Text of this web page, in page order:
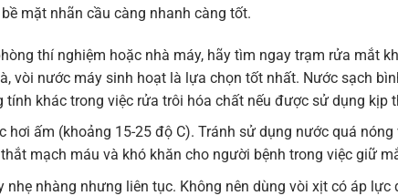
mặt nhãn cầu càng nhanh càng tốt.
thí nghiệm hoặc nhà máy, hãy tìm ngay trạm rửa mắt
vòi nước máy sinh hoạt là lựa chọn tốt nhất. Nước sạch
khác trong việc rửa trôi hóa chất nếu được sử dụng kịp
ấm (khoảng 15-25 độ C). Tránh sử dụng nước quá nóng
mạch máu và khó khăn cho người bệnh trong việc giữ
nhàng nhưng liên tục. Không nên dùng vòi xịt có áp lực